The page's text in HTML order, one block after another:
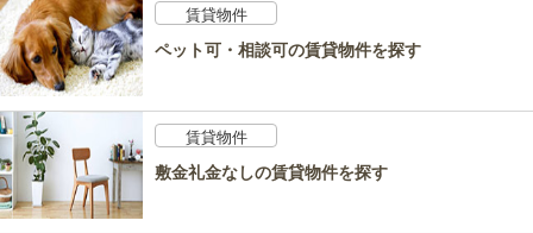
賃貸物件
ペット可・相談可の賃貸物件を探す
賃貸物件
敷金礼金なしの賃貸物件を探す